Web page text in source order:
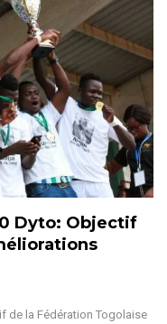
Dyto: Objectif
de la Fédération Togolaise